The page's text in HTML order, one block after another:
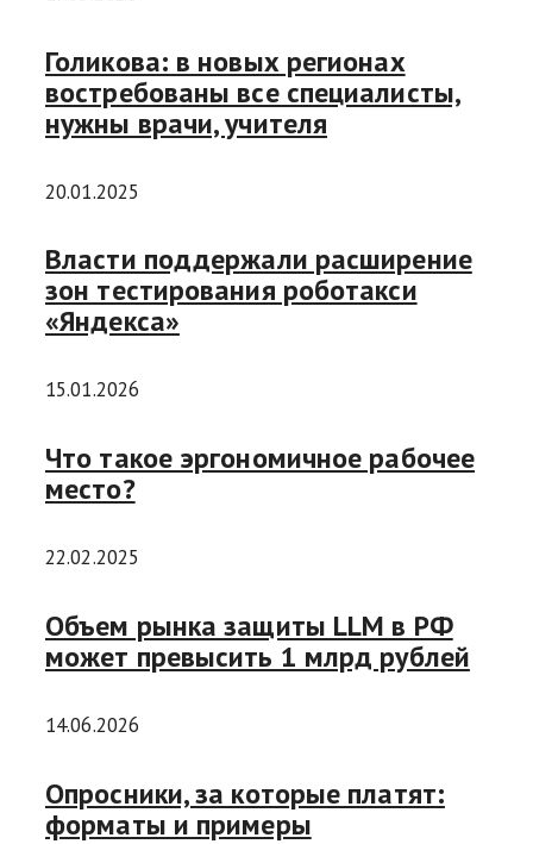
Голикова: в новых регионах
востребованы все специалисты,
нужны врачи, учителя
20.01.2025
Власти поддержали расширение
зон тестирования роботакси
«Яндекса»
15.01.2026
Что такое эргономичное рабочее
место?
22.02.2025
Объем рынка защиты LLM в РФ
может превысить 1 млрд рублей
14.06.2026
Опросники, за которые платят:
форматы и примеры